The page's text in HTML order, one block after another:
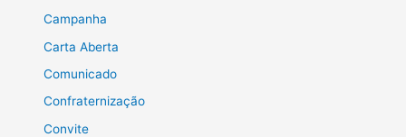
Campanha
Carta Aberta
Comunicado
Confraternização
Convite